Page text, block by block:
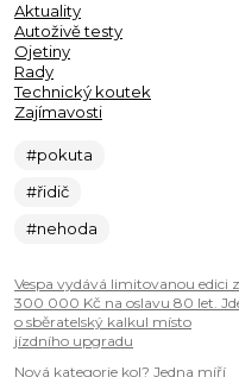
Aktuality
Autoživě testy
Ojetiny
Rady
Technický koutek
Zajímavosti
#pokuta
#řidič
#nehoda
Vespa vydává limitovanou edici
300 000 Kč na oslavu 80 let.
o sběratelský kalkul místo
jízdního upgradu
Nová kategorie kol? Jedna míří